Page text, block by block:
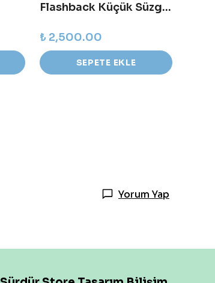
Flashback Küçük Süzgeç
₺ 2,500.00
SEPETE EKLE
Yorum Yap